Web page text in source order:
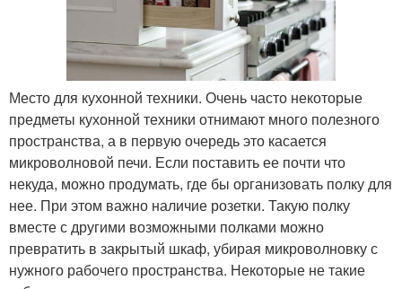
Место для кухонной техники. Очень часто некоторые
предметы кухонной техники отнимают много полезного
пространства, а в первую очередь это касается
микроволновой печи. Если поставить ее почти что
некуда, можно продумать, где бы организовать полку для
нее. При этом важно наличие розетки. Такую полку
вместе с другими возможными полками можно
превратить в закрытый шкаф, убирая микроволновку с
нужного рабочего пространства. Некоторые не такие